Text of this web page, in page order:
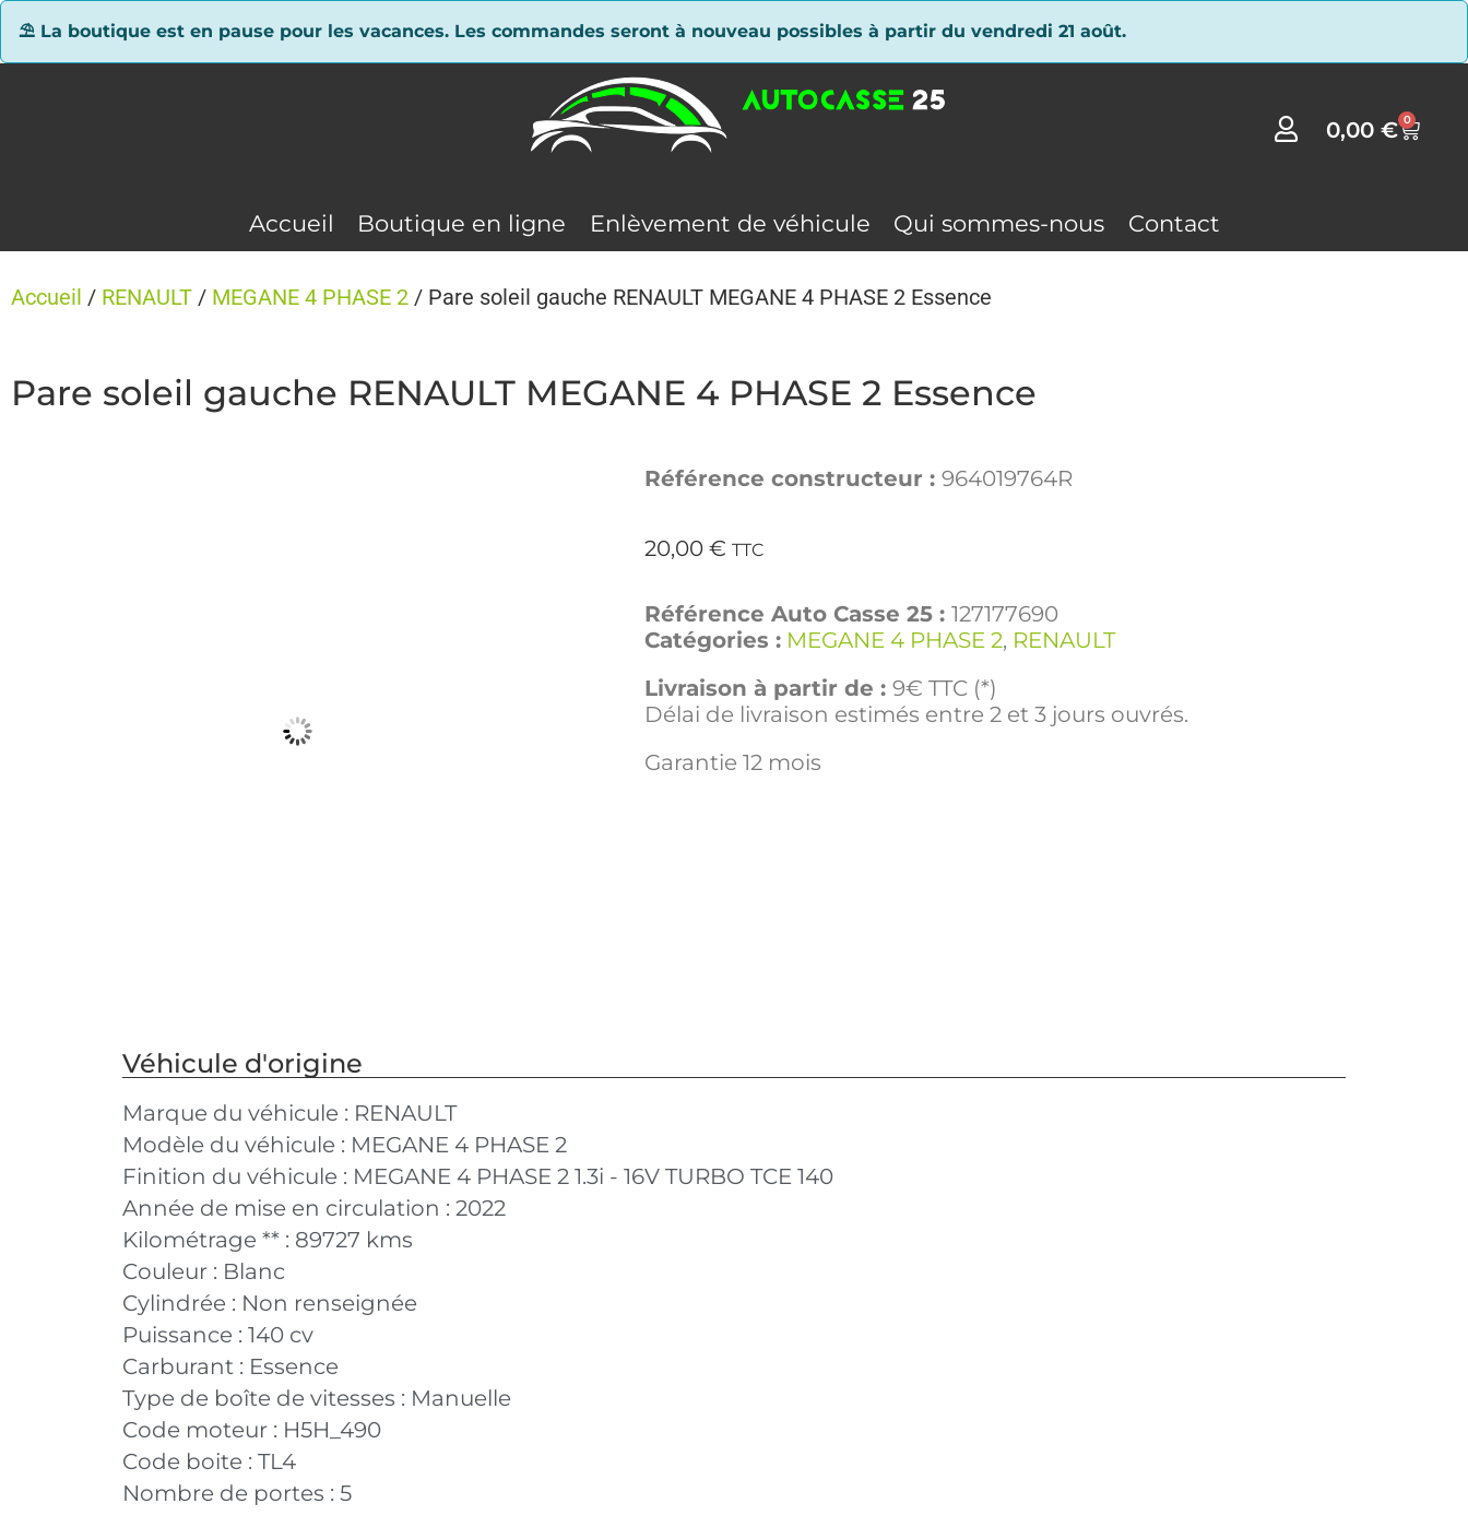
⛱ La boutique est en pause pour les vacances. Les commandes seront à nouveau possibles à partir du vendredi 21 août.
0,00€ 0
Accueil Boutique en ligne Enlèvement de véhicule Qui sommes-nous Contact
Accueil / RENAULT / MEGANE 4 PHASE 2 / Pare soleil gauche RENAULT MEGANE 4 PHASE 2 Essence
Pare soleil gauche RENAULT MEGANE 4 PHASE 2 Essence
Référence constructeur : 964019764R
20,00 € TTC
Référence Auto Casse 25 : 127177690
Catégories : MEGANE 4 PHASE 2, RENAULT
Livraison à partir de : 9€ TTC (*)
Délai de livraison estimés entre 2 et 3 jours ouvrés.
Garantie 12 mois
Véhicule d'origine
Marque du véhicule : RENAULT
Modèle du véhicule : MEGANE 4 PHASE 2
Finition du véhicule : MEGANE 4 PHASE 2 1.3i - 16V TURBO TCE 140
Année de mise en circulation : 2022
Kilométrage ** : 89727 kms
Couleur : Blanc
Cylindrée : Non renseignée
Puissance : 140 cv
Carburant : Essence
Type de boîte de vitesses : Manuelle
Code moteur : H5H_490
Code boite : TL4
Nombre de portes : 5
Panneau de gestion des cookies